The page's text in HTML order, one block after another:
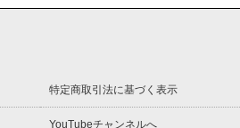
特定商取引法に基づく表示
YouTubeチャンネルへ